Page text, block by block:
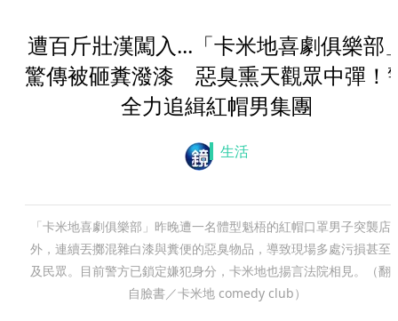
遭百斤壯漢闖入...「卡米地喜劇俱樂部
驚傳被砸糞潑漆 惡臭熏天觀眾中彈！
全力追緝紅帽男集團
生活
「卡米地喜劇俱樂部」昨晚遭一名體型魁梧的紅帽口罩男子突襲店
外，連續丟擲混雜白漆與糞便的惡臭物品，導致現場多處污損甚至
及民眾。目前警方已鎖定嫌犯身分，卡米地也揚言法院相見。（翻
自臉書／卡米地 comedy club）